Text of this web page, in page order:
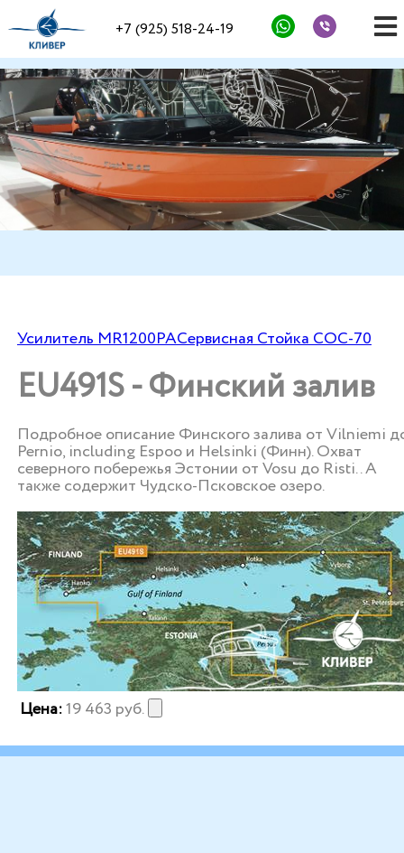
+7 (925) 518-24-19
Усилитель MR1200PAСервисная Стойка СОС-70
EU491S - Финский залив
Подробное описание Финского залива от Vilniemi
Pernio, including Espoo и Helsinki (Финн). Охват
северного побережья Эстонии от Vosu до Risti. . А
также содержит Чудско-Псковское озеро.
Цена:19 463 руб.